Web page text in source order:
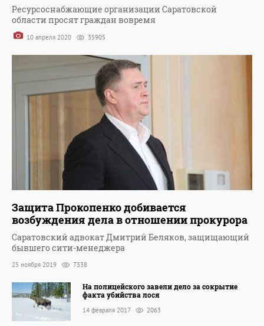
Ресурсоснабжающие организации Саратовской
области просят граждан вовремя
10 апреля 2020 35905
Защита Прокопенко добивается
возбуждения дела в отношении прокурора
Саратовский адвокат Дмитрий Беляков, защищающий
бывшего сити-менеджера
25 ноября 2019 7338
На полицейского завели дело за сокрытие
факта убийства лося
14 февраля 2017 2063